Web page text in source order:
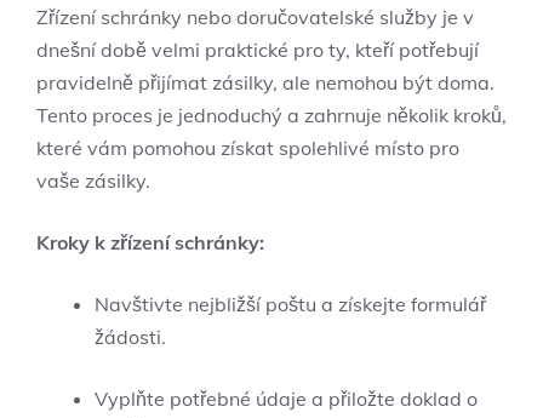
Zřízení schránky nebo doručovatelské služby je v
dnešní době velmi praktické pro ty, kteří potřebují
pravidelně přijímat zásilky, ale nemohou být doma.
Tento proces je jednoduchý a zahrnuje několik kroků,
které vám pomohou získat spolehlivé místo pro
vaše zásilky.
Kroky k zřízení schránky:
Navštivte nejbližší poštu a získejte formulář
žádosti.
Vyplňte potřebné údaje a přiložte doklad o